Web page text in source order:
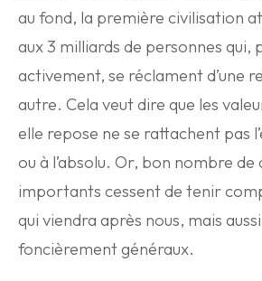
au fond, la première civilisation
aux 3 milliards de personnes qui,
activement, se réclament d’une
autre. Cela veut dire que les
elle repose ne se rattachent pas
ou à l’absolu. Or, bon nombre de
importants cessent de tenir
qui viendra après nous, mais
foncièrement généraux.